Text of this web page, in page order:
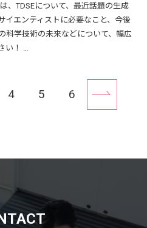
、TDSEについて、最近話題の生成
イエンティストに必要なこと、今後
科学技術の未来などについて、幅広
い！ …
4 5 6